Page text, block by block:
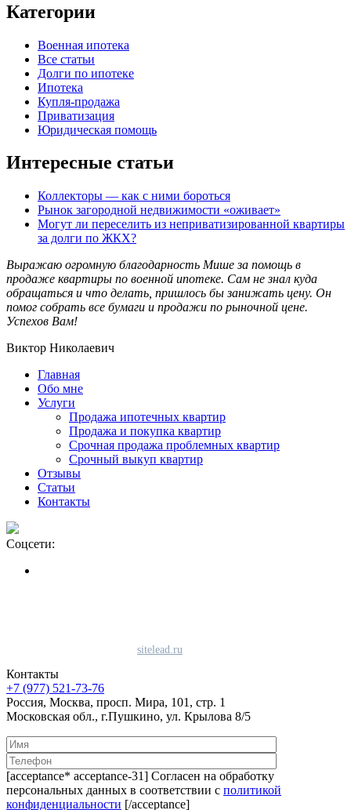
Категории
Военная ипотека
Все статьи
Долги по ипотеке
Ипотека
Купля-продажа
Приватизация
Юридическая помощь
Интересные статьи
Коллекторы — как с ними бороться
Рынок загородной недвижимости «оживает»
Могут ли переселить из неприватизированной квартиры
за долги по ЖКХ?
Выражаю огромную благодарность Мише за помощь в
продаже квартиры по военной ипотеке. Сам не знал куда
обращаться и что делать, пришлось бы занижать цену. Он
помог собрать все бумаги и продажи по рыночной цене.
Успехов Вам!
Виктор Николаевич
Главная
Обо мне
Услуги
Продажа ипотечных квартир
Продажа и покупка квартир
Срочная продажа проблемных квартир
Срочный выкуп квартир
Отзывы
Статьи
Контакты
Соцсети:
sitelead.ru
Контакты
+7 (977) 521-73-76
Россия, Москва, просп. Мира, 101, стр. 1
Московская обл., г.Пушкино, ул. Крылова 8/5
[acceptance* acceptance-31] Согласен на обработку
персональных данных в соответствии с политикой
конфиденциальности [/acceptance]